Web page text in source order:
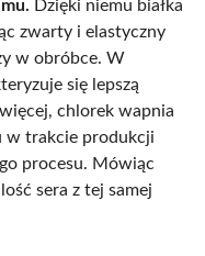
Dzięki niemu białka
zwarty i elastyczny
w obróbce. W
się lepszą
chlorek wapnia
w trakcie produkcji
procesu. Mówiąc
sera z tej samej